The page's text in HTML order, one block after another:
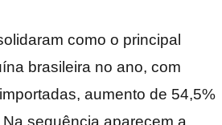
como o principal
brasileira no ano, com
aumento de 54,5%
sequência aparecem a